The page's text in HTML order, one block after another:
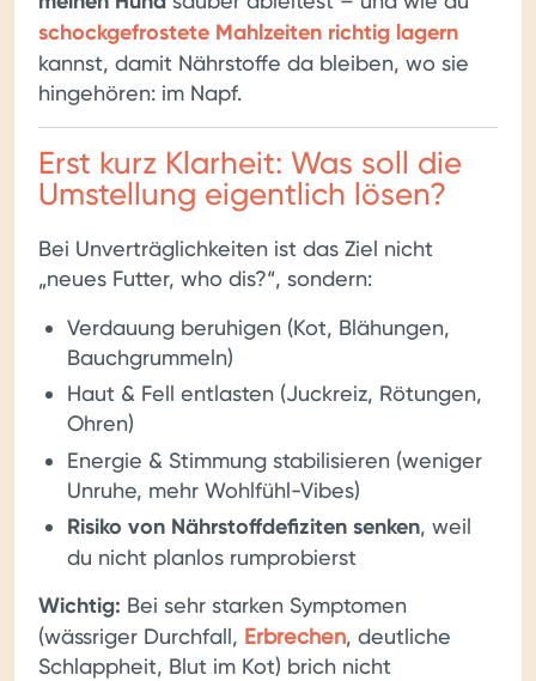
schockgefrostete Mahlzeiten richtig lagern
kannst, damit Nährstoffe da bleiben, wo sie
hingehören: im Napf.
Erst kurz Klarheit: Was soll die
Umstellung eigentlich lösen?
Bei Unverträglichkeiten ist das Ziel nicht
„neues Futter, who dis?“, sondern:
Verdauung beruhigen (Kot, Blähungen,
Bauchgrummeln)
Haut & Fell entlasten (Juckreiz, Rötungen,
Ohren)
Energie & Stimmung stabilisieren (weniger
Unruhe, mehr Wohlfühl-Vibes)
Risiko von Nährstoffdefiziten senken, weil
du nicht planlos rumprobierst
Wichtig: Bei sehr starken Symptomen
(wässriger Durchfall, Erbrechen, deutliche
Schlappheit, Blut im Kot) brich nicht